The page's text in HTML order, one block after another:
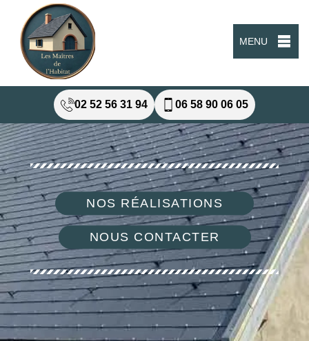
MENU
02 52 56 31 94 06 58 90 06 05
NOS RÉALISATIONS
NOUS CONTACTER